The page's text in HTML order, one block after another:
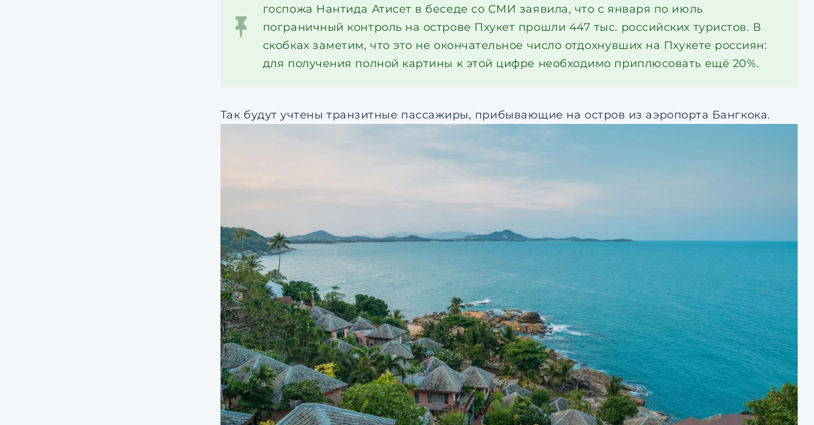
госпожа Нантида Атисет в беседе со СМИ заявила, что с января по июль
пограничный контроль на острове Пхукет прошли 447 тыс. российских туристов. В
скобках заметим, что это не окончательное число отдохнувших на Пхукете россиян:
для получения полной картины к этой цифре необходимо приплюсовать ещё 20%.
Так будут учтены транзитные пассажиры, прибывающие на остров из аэропорта Бангкока.